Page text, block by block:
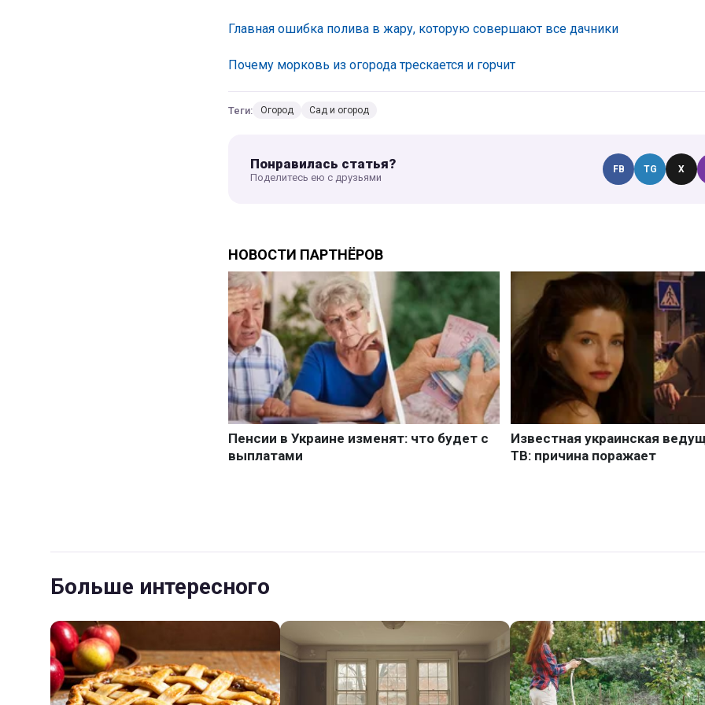
Главная ошибка полива в жару, которую совершают все дачники
Почему морковь из огорода трескается и горчит
Теги: Огород Сад и огород
Понравилась статья?
Поделитесь ею с друзьями
FB TG X
Больше интересного